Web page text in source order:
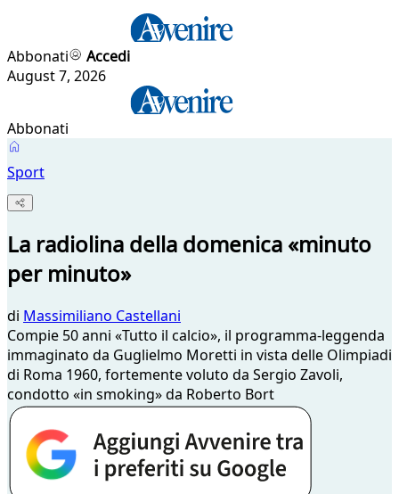
Abbonati
Accedi
August 7, 2026
Abbonati
Sport
La radiolina della domenica «minuto
per minuto»
di Massimiliano Castellani
Compie 50 anni «Tutto il calcio», il programma-leggenda
immaginato da Guglielmo Moretti in vista delle Olimpiadi
di Roma 1960, fortemente voluto da Sergio Zavoli,
condotto «in smoking» da Roberto Bort